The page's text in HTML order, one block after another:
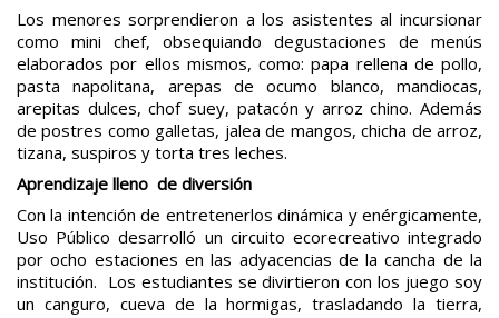
Los menores sorprendieron a los asistentes al incursionar
como mini chef, obsequiando degustaciones de menús
elaborados por ellos mismos, como: papa rellena de pollo,
pasta napolitana, arepas de ocumo blanco, mandiocas,
arepitas dulces, chof suey, patacón y arroz chino. Además
de postres como galletas, jalea de mangos, chicha de arroz,
tizana, suspiros y torta tres leches.
Aprendizaje lleno de diversión
Con la intención de entretenerlos dinámica y enérgicamente,
Uso Público desarrolló un circuito ecorecreativo integrado
por ocho estaciones en las adyacencias de la cancha de la
institución. Los estudiantes se divirtieron con los juego soy
un canguro, cueva de la hormigas, trasladando la tierra,